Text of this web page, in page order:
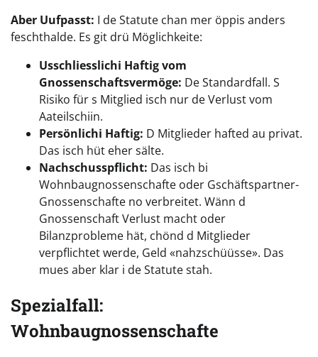
Aber Uufpasst: I de Statute chan mer öppis anders
feschthalde. Es git drü Möglichkeite:
Usschliesslichi Haftig vom
Gnossenschaftsvermöge: De Standardfall. S
Risiko für s Mitglied isch nur de Verlust vom
Aateilschiin.
Persönlichi Haftig: D Mitglieder hafted au privat.
Das isch hüt eher sälte.
Nachschusspflicht: Das isch bi
Wohnbaugnossenschafte oder Gschäftspartner-
Gnossenschafte no verbreitet. Wänn d
Gnossenschaft Verlust macht oder
Bilanzprobleme hät, chönd d Mitglieder
verpflichtet werde, Geld «nahzschüüsse». Das
mues aber klar i de Statute stah.
Spezialfall:
Wohnbaugnossenschafte